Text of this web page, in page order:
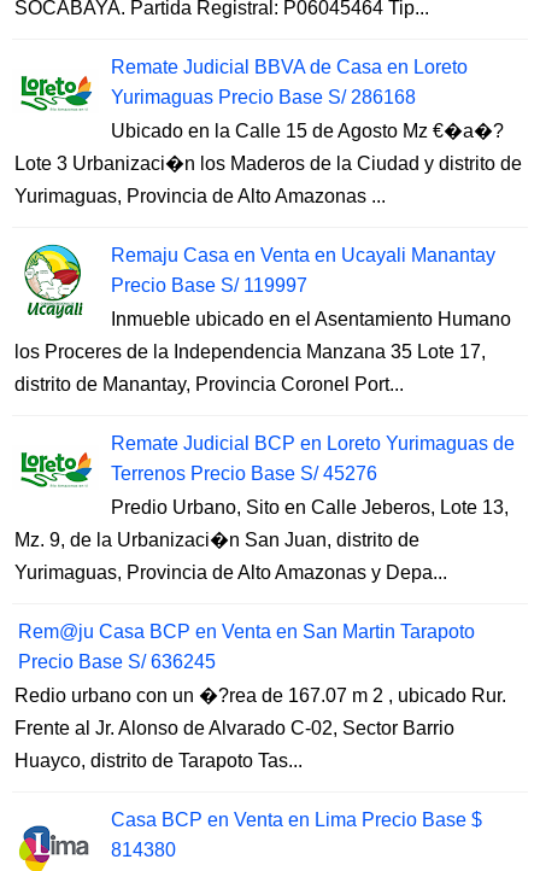
SOCABAYA. Partida Registral: P06045464 Tip...
Remate Judicial BBVA de Casa en Loreto
Yurimaguas Precio Base S/ 286168
Ubicado en la Calle 15 de Agosto Mz €�a�?
Lote 3 Urbanizaci�n los Maderos de la Ciudad y distrito de
Yurimaguas, Provincia de Alto Amazonas ...
Remaju Casa en Venta en Ucayali Manantay
Precio Base S/ 119997
Inmueble ubicado en el Asentamiento Humano
los Proceres de la Independencia Manzana 35 Lote 17,
distrito de Manantay, Provincia Coronel Port...
Remate Judicial BCP en Loreto Yurimaguas de
Terrenos Precio Base S/ 45276
Predio Urbano, Sito en Calle Jeberos, Lote 13,
Mz. 9, de la Urbanizaci�n San Juan, distrito de
Yurimaguas, Provincia de Alto Amazonas y Depa...
Rem@ju Casa BCP en Venta en San Martin Tarapoto
Precio Base S/ 636245
Redio urbano con un �?rea de 167.07 m 2 , ubicado Rur.
Frente al Jr. Alonso de Alvarado C-02, Sector Barrio
Huayco, distrito de Tarapoto Tas...
Casa BCP en Venta en Lima Precio Base $
814380